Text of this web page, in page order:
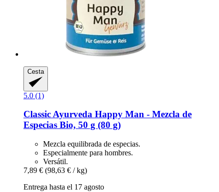
Cesta
5.0 (1)
Classic Ayurveda Happy Man -​ Mezcla de
Especias Bio, 50 g (80 g)
Mezcla equilibrada de especias.
Especialmente para hombres.
Versátil.
7,89 € (98,63 € / kg)
Entrega hasta el 17 agosto